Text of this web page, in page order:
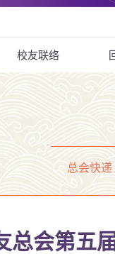
校友联络
总会快递
总会第五